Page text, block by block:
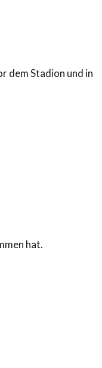
dem Stadion und in
hat.